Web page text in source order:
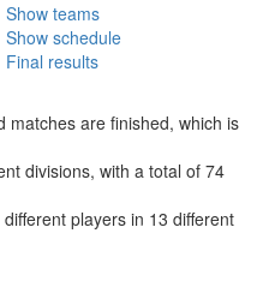
Show teams
Show schedule
Final results
matches are finished, which is
divisions, with a total of 74
players in 13 different